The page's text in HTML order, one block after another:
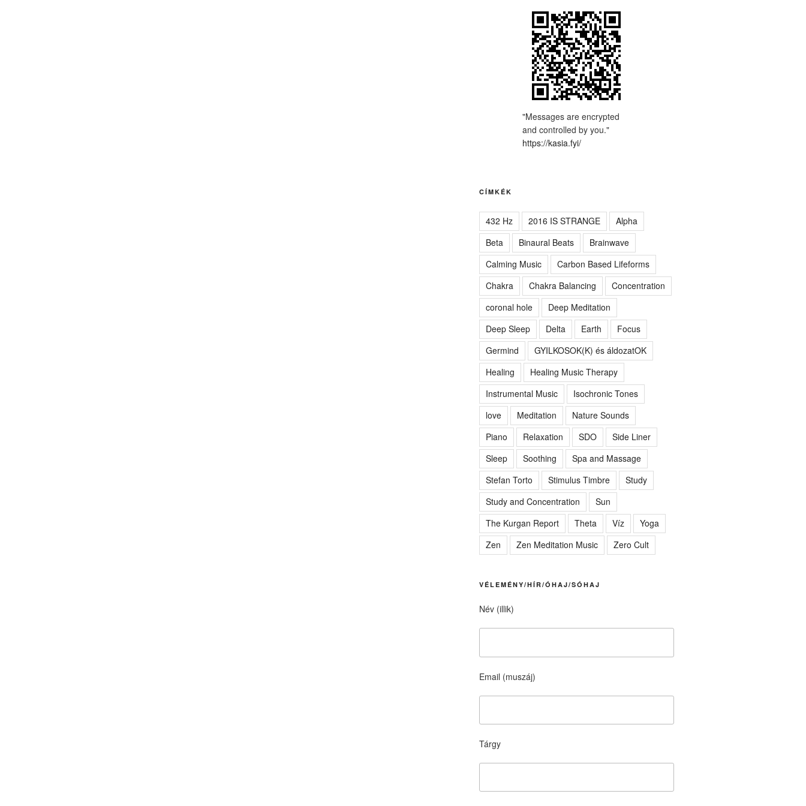
"Messages are encrypted
and controlled by you."
https://kasia.fyi/
CÍMKÉK
432 Hz 2016 IS STRANGE
Alpha
Beta
Binaural Beats
Brainwave
Calming Music
Carbon Based Lifeforms
Chakra
Chakra Balancing
Concentration
coronal hole
Deep Meditation
Deep Sleep
Delta Earth
Focus
Germind
GYILKOSOK(K) és áldozatOK
Healing
Healing Music Therapy
Instrumental Music
Isochronic Tones
love
Meditation
Nature Sounds
Piano
Relaxation SDO
Side Liner
Sleep
Soothing
Spa and Massage
Stefan Torto
Stimulus Timbre
Study
Study and Concentration
Sun
The Kurgan Report
Theta Víz
Yoga
Zen
Zen Meditation Music Zero Cult
VÉLEMÉNY/HÍR/ÓHAJ/SÓHAJ
Név (illik)
Email (muszáj)
Tárgy